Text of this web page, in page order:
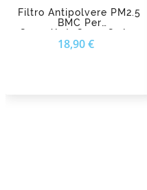
Filtro Antipolvere PM2.5
BMC Per
Cpap/AutoCpap G3A20
18,90 €